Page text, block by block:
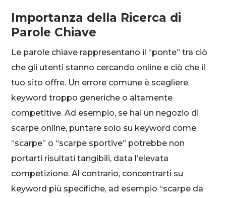
Importanza della Ricerca di
Parole Chiave
Le parole chiave rappresentano il “ponte” tra ciò
che gli utenti stanno cercando online e ciò che il
tuo sito offre. Un errore comune è scegliere
keyword troppo generiche o altamente
competitive. Ad esempio, se hai un negozio di
scarpe online, puntare solo su keyword come
“scarpe” o “scarpe sportive” potrebbe non
portarti risultati tangibili, data l’elevata
competizione. Al contrario, concentrarti su
keyword più specifiche, ad esempio “scarpe da